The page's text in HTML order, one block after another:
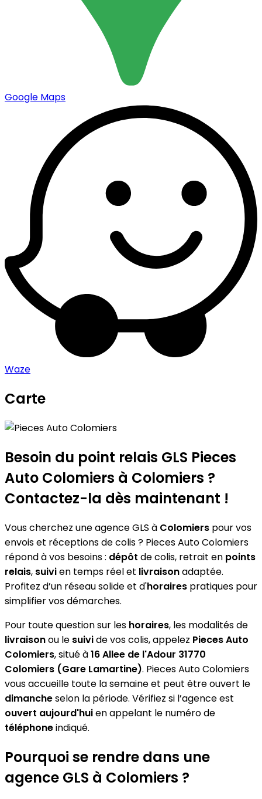
Google Maps
Waze
Carte
Pieces Auto Colomiers
+
−
Besoin du point relais GLS Pieces
Auto Colomiers à Colomiers ?
Contactez-la dès maintenant !
Vous cherchez une agence GLS à Colomiers pour vos
envois et réceptions de colis ? Pieces Auto Colomiers
répond à vos besoins : dépôt de colis, retrait en points
relais, suivien temps réel et livraisonadaptée.
Profitez d’un réseau solide et d'horaires pratiques pour
simplifier vos démarches.
Pour toute question sur les horaires, les modalités de
livraisonou le suivide vos colis, appelez Pieces Auto
Colomiers, situé à16 Allee de l'Adour 31770
Colomiers (Gare Lamartine). Pieces Auto Colomiers
vous accueille toute la semaine et peut être ouvert le
dimancheselon la période. Vérifiez si l’agence est
ouvert aujourd'huien appelant le numéro de
téléphoneindiqué.
Pourquoi se rendre dans une
agence GLS à Colomiers ?